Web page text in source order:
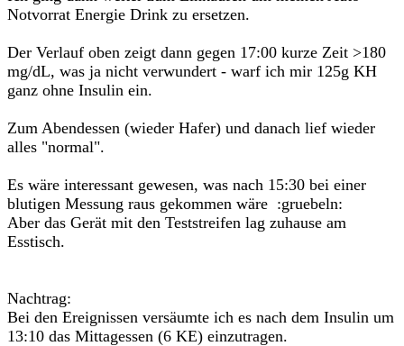
Notvorrat Energie Drink zu ersetzen.
Der Verlauf oben zeigt dann gegen 17:00 kurze Zeit >180
mg/dL, was ja nicht verwundert - warf ich mir 125g KH
ganz ohne Insulin ein.
Zum Abendessen (wieder Hafer) und danach lief wieder
alles "normal".
Es wäre interessant gewesen, was nach 15:30 bei einer
blutigen Messung raus gekommen wäre :gruebeln:
Aber das Gerät mit den Teststreifen lag zuhause am
Esstisch.
Nachtrag:
Bei den Ereignissen versäumte ich es nach dem Insulin um
13:10 das Mittagessen (6 KE) einzutragen.